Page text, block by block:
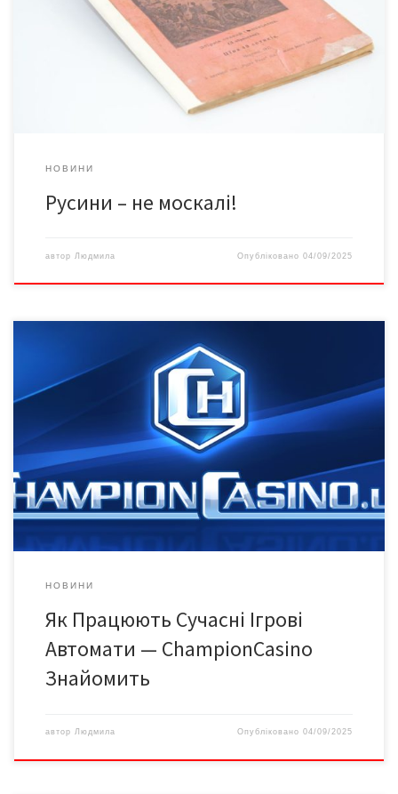
приятелем Одного дня відвідали ми мого знакомого, великого
українського діяча і письменника пок. Бориса Гринченка. Він
витав нас у своїй хаті дуже сердечно, випитував про новини в
Галичині і т.д. Найкрасші хвилі, […]
НОВИНИ
Русини – не москалі!
автор Людмила Опубліковано04/09/2025
У сучасному світі онлайн гемблінгу ігрові займають особливе
місце, приваблюючи мільйони гравців своєю яскравою
графікою, захоплюючим геймплеєм та можливістю виграшу.
Однак мало хто замислюється про складні технології, що
стоять за цими віртуальними розвагами. У цій статті ми
заглянемо за лаштунки сучасних онлайн слотів і розберемося,
як вони працюють, які технології […]
НОВИНИ
Як Працюють Сучасні Ігрові
Автомати — ChampionCasino
Знайомить
автор Людмила Опубліковано04/09/2025